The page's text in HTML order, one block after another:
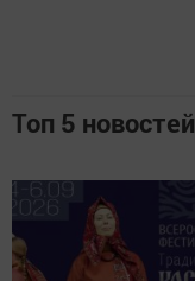
Топ 5 новостей